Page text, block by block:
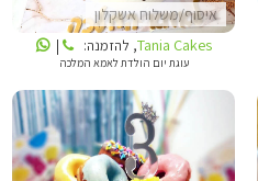
איסוף/משלוח אשקלון
Tania Cakes, להזמנה: |
עוגת יום הולדת לאמא המלכה